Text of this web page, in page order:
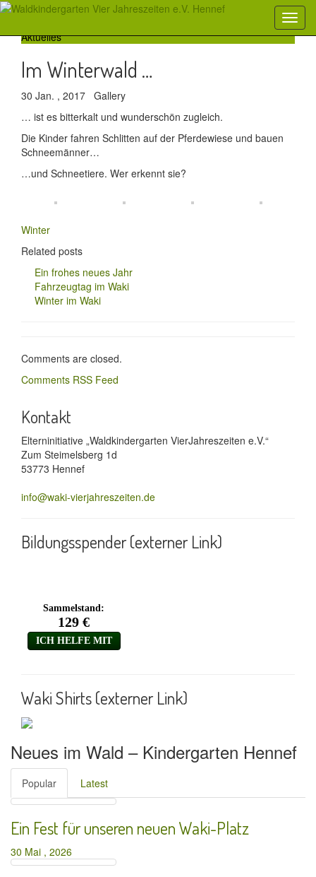
Aktuelles
Im Winterwald …
30 Jan. , 2017 Gallery
… ist es bitterkalt und wunderschön zugleich.
Die Kinder fahren Schlitten auf der Pferdewiese und bauen
Schneemänner…
…und Schneetiere. Wer erkennt sie?
Winter
Related posts
Ein frohes neues Jahr
Fahrzeugtag im Waki
Winter im Waki
Comments are closed.
Comments RSS Feed
Kontakt
Elterninitiative „Waldkindergarten VierJahreszeiten e.V.“
Zum Steimelsberg 1d
53773 Hennef
info@waki-vierjahreszeiten.de
Bildungsspender (externer Link)
Waki Shirts (externer Link)
Neues im Wald – Kindergarten Hennef
Popular Latest
Ein Fest für unseren neuen Waki-Platz
30 Mai , 2026